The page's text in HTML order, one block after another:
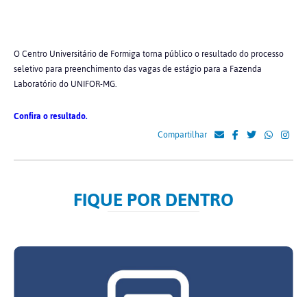
O Centro Universitário de Formiga torna público o resultado do processo
seletivo para preenchimento das vagas de estágio para a Fazenda
Laboratório do UNIFOR-MG.
Confira o resultado.
Compartilhar
FIQUE POR DENTRO